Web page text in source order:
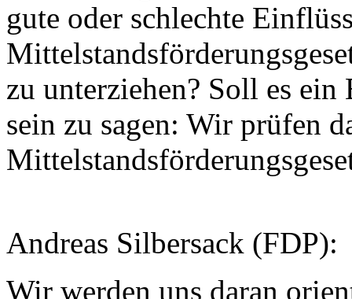
gute oder schlechte
zu unterziehen? Soll es
sein zu sagen: Wir prüfen
Andreas Silbersack (FDP):
Wir werden uns daran